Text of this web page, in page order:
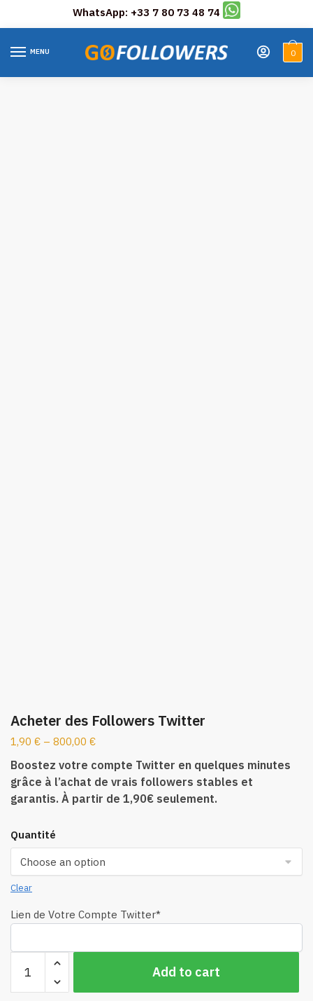
WhatsApp: +33 7 80 73 48 74
MENU 0
Acheter des Followers Twitter
1,90 € – 800,00 €
Boostez votre compte Twitter en quelques minutes
grâce à l’achat de vrais followers stables et
garantis. À partir de 1,90€ seulement.
Quantité
Clear
Lien de Votre Compte Twitter*
des
Followers
Add to cart